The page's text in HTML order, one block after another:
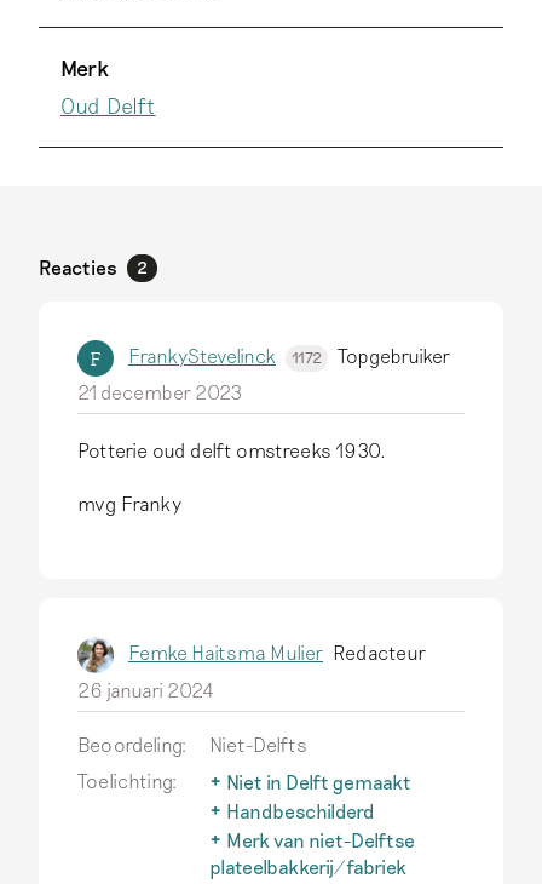
Merk
Oud Delft
Reacties 2
F FrankyStevelinck 1172
Topgebruiker
21 december 2023
Potterie oud delft omstreeks 1930.
mvg Franky
Femke Haitsma Mulier Redacteur
26 januari 2024
Beoordeling:
Niet-Delfts
Toelichting:
Niet in Delft gemaakt
Delfts aardewerk wordt
alleen zo genoemd als het
echt in Delft is
Handbeschilderd
Een belangrijk kenmerk van
authentiek Delfts
Merk van niet-Delftse
plateelbakkerij/fabriek